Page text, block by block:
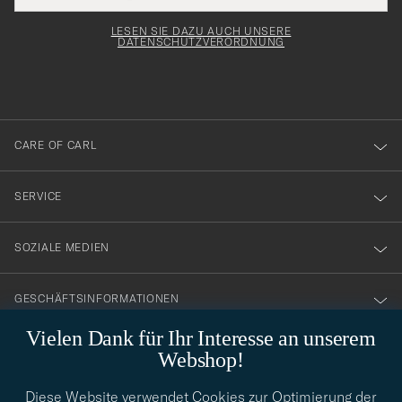
Vielen Dank für Ihr Interesse an unserem
Webshop!
Diese Website verwendet Cookies zur Optimierung der
Adresse
för
dig
till
vårt
nyhetsbrev!
LESEN SIE DAZU AUCH UNSERE
DATENSCHUTZVERORDNUNG
CARE OF CARL
SERVICE
SOZIALE MEDIEN
GESCHÄFTSINFORMATIONEN